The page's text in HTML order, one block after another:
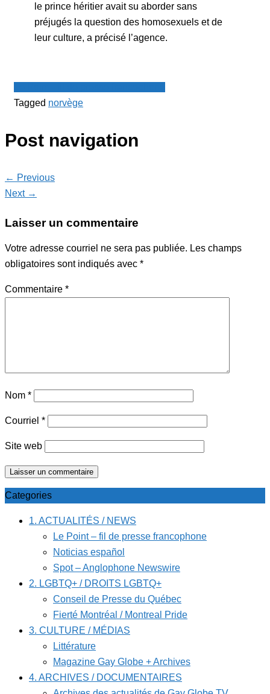
le prince héritier avait su aborder sans
préjugés la question des homosexuels et de
leur culture, a précisé l’agence.
Tagged norvège
Post navigation
← Previous
Next →
Laisser un commentaire
Votre adresse courriel ne sera pas publiée. Les champs
obligatoires sont indiqués avec *
Commentaire *
Nom *
Courriel *
Site web
Categories
1. ACTUALITÉS / NEWS
Le Point – fil de presse francophone
Noticias español
Spot – Anglophone Newswire
2. LGBTQ+ / DROITS LGBTQ+
Conseil de Presse du Québec
Fierté Montréal / Montreal Pride
3. CULTURE / MÉDIAS
Littérature
Magazine Gay Globe + Archives
4. ARCHIVES / DOCUMENTAIRES